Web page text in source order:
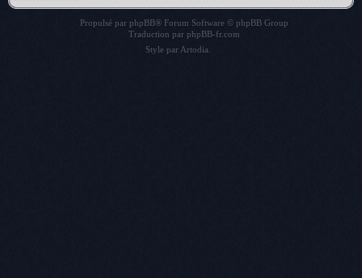
Propulsé par phpBB® Forum Software © phpBB Group
Traduction par phpBB-fr.com
Style par Artodia